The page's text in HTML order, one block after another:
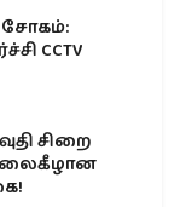
சோகம்:
CCTV
சிறை